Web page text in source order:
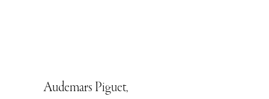
Audemars Piguet,